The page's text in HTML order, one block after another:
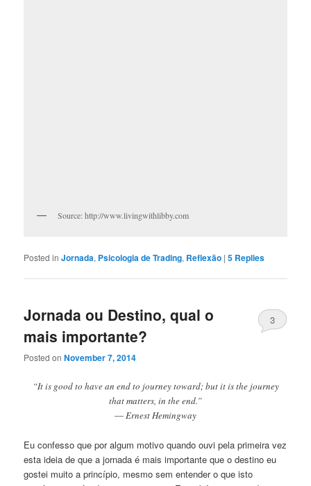
Source: http://www.livingwithlibby.com
Posted in Jornada, Psicologia de Trading, Reflexão |5 Replies
Jornada ou Destino, qual o
mais importante?
Posted onNovember 7, 2014
3
“It is good to have an end to journey toward; but it is the journey
that matters, in the end.”
― Ernest Hemingway
Eu confesso que por algum motivo quando ouvi pela primeira vez
esta ideia de que a jornada é mais importante que o destino eu
gostei muito a princípio, mesmo sem entender o que isto